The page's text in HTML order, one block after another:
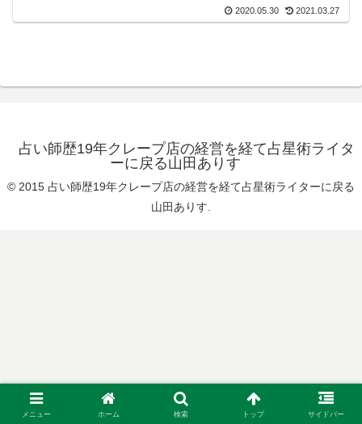
2020.05.30 2021.03.27
占い師歴19年クレープ店の経営を経て占星術ライタ
ーに戻る山田ありす
© 2015 占い師歴19年クレープ店の経営を経て占星術ライターに戻る
山田ありす.
メニュー ホーム 検索 トップ サイドバー